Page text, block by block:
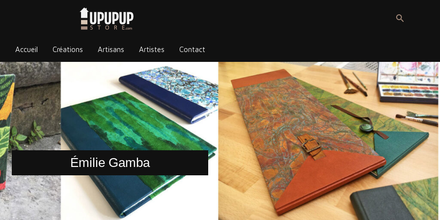
Rechercher
Accueil Créations Artisans Artistes Contact
Émilie Gamba